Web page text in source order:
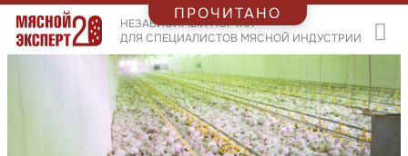
НЕЗАВИСИМЫЙ ПОРТАЛ
ДЛЯ СПЕЦИАЛИСТОВ МЯСНОЙ ИНДУСТРИИ
ПРОЧИТАНО